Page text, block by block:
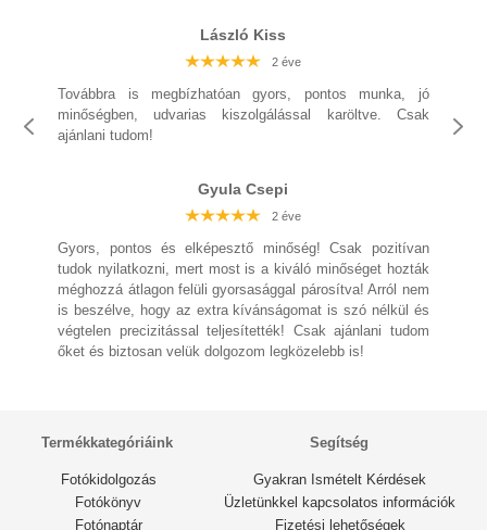
László Kiss
2 éve
Továbbra is megbízhatóan gyors, pontos munka, jó
minőségben, udvarias kiszolgálással karöltve. Csak
ajánlani tudom!
Gyula Csepi
2 éve
Gyors, pontos és elképesztő minőség! Csak pozitívan
tudok nyilatkozni, mert most is a kiváló minőséget hozták
méghozzá átlagon felüli gyorsasággal párosítva! Arról nem
is beszélve, hogy az extra kívánságomat is szó nélkül és
végtelen precizitással teljesítették! Csak ajánlani tudom
őket és biztosan velük dolgozom legközelebb is!
2 éve
2 éve
2 éve
2 éve
2 éve
2 éve
2 éve
Termékkategóriáink
Fotókidolgozás
Fotókönyv
Fotónaptár
Segítség
Gyakran Ismételt Kérdések
Üzletünkkel kapcsolatos információk
Fizetési lehetőségek